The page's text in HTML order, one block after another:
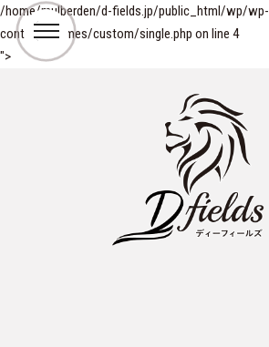
/home/mulberden/d-fields.jp/public_html/wp/wp-
content/themes/custom/single.php on line 4
">